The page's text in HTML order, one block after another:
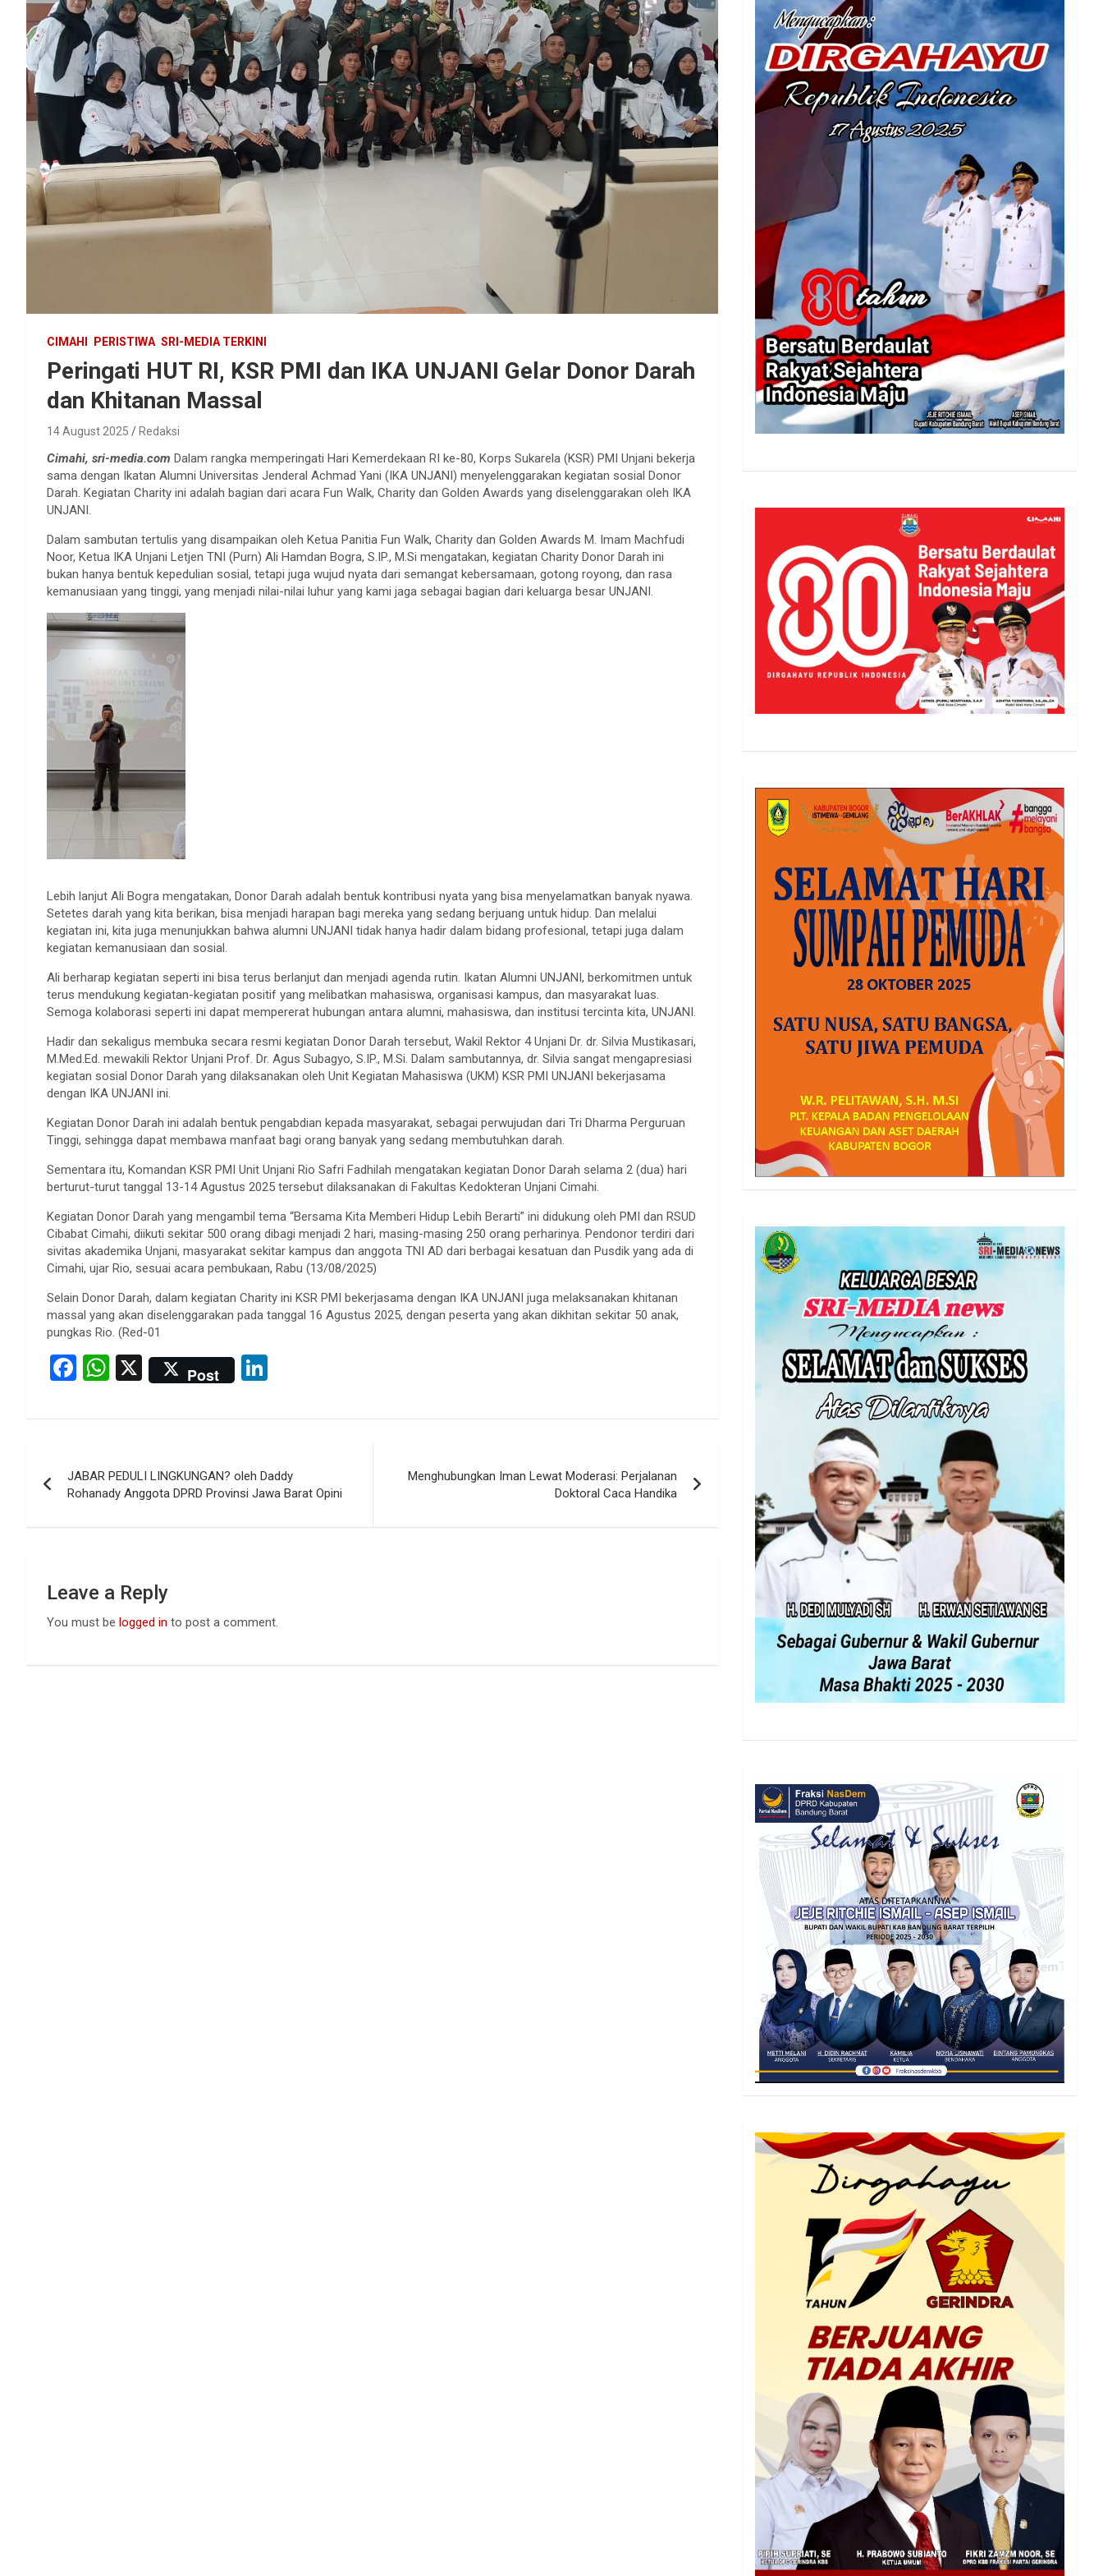
CIMAHI PERISTIWA SRI-MEDIA TERKINI
Peringati HUT RI, KSR PMI dan IKA UNJANI Gelar Donor Darah
dan Khitanan Massal
14 August 2025 Redaksi
Cimahi, sri-media.com Dalam rangka memperingati Hari Kemerdekaan RI ke-80, Korps Sukarela (KSR) PMI Unjani bekerja
sama dengan Ikatan Alumni Universitas Jenderal Achmad Yani (IKA UNJANI) menyelenggarakan kegiatan sosial Donor
Darah. Kegiatan Charity ini adalah bagian dari acara Fun Walk, Charity dan Golden Awards yang diselenggarakan oleh IKA
UNJANI.
Dalam sambutan tertulis yang disampaikan oleh Ketua Panitia Fun Walk, Charity dan Golden Awards M. Imam Machfudi
Noor, Ketua IKA Unjani Letjen TNI (Purn) Ali Hamdan Bogra, S.IP., M.Si mengatakan, kegiatan Charity Donor Darah ini
bukan hanya bentuk kepedulian sosial, tetapi juga wujud nyata dari semangat kebersamaan, gotong royong, dan rasa
kemanusiaan yang tinggi, yang menjadi nilai-nilai luhur yang kami jaga sebagai bagian dari keluarga besar UNJANI.
Lebih lanjut Ali Bogra mengatakan, Donor Darah adalah bentuk kontribusi nyata yang bisa menyelamatkan banyak nyawa.
Setetes darah yang kita berikan, bisa menjadi harapan bagi mereka yang sedang berjuang untuk hidup. Dan melalui
kegiatan ini, kita juga menunjukkan bahwa alumni UNJANI tidak hanya hadir dalam bidang profesional, tetapi juga dalam
kegiatan kemanusiaan dan sosial.
Ali berharap kegiatan seperti ini bisa terus berlanjut dan menjadi agenda rutin. Ikatan Alumni UNJANI, berkomitmen untuk
terus mendukung kegiatan-kegiatan positif yang melibatkan mahasiswa, organisasi kampus, dan masyarakat luas.
Semoga kolaborasi seperti ini dapat mempererat hubungan antara alumni, mahasiswa, dan institusi tercinta kita, UNJANI.
Hadir dan sekaligus membuka secara resmi kegiatan Donor Darah tersebut, Wakil Rektor 4 Unjani Dr. dr. Silvia Mustikasari,
M.Med.Ed. mewakili Rektor Unjani Prof. Dr. Agus Subagyo, S.IP., M.Si. Dalam sambutannya, dr. Silvia sangat mengapresiasi
kegiatan sosial Donor Darah yang dilaksanakan oleh Unit Kegiatan Mahasiswa (UKM) KSR PMI UNJANI bekerjasama
dengan IKA UNJANI ini.
Kegiatan Donor Darah ini adalah bentuk pengabdian kepada masyarakat, sebagai perwujudan dari Tri Dharma Perguruan
Tinggi, sehingga dapat membawa manfaat bagi orang banyak yang sedang membutuhkan darah.
Sementara itu, Komandan KSR PMI Unit Unjani Rio Safri Fadhilah mengatakan kegiatan Donor Darah selama 2 (dua) hari
berturut-turut tanggal 13-14 Agustus 2025 tersebut dilaksanakan di Fakultas Kedokteran Unjani Cimahi.
Kegiatan Donor Darah yang mengambil tema “Bersama Kita Memberi Hidup Lebih Berarti” ini didukung oleh PMI dan RSUD
Cibabat Cimahi, diikuti sekitar 500 orang dibagi menjadi 2 hari, masing-masing 250 orang perharinya. Pendonor terdiri dari
sivitas akademika Unjani, masyarakat sekitar kampus dan anggota TNI AD dari berbagai kesatuan dan Pusdik yang ada di
Cimahi, ujar Rio, sesuai acara pembukaan, Rabu (13/08/2025)
Selain Donor Darah, dalam kegiatan Charity ini KSR PMI bekerjasama dengan IKA UNJANI juga melaksanakan khitanan
massal yang akan diselenggarakan pada tanggal 16 Agustus 2025, dengan peserta yang akan dikhitan sekitar 50 anak,
pungkas Rio. (Red-01
F
ce
o
o
k
W
at
A
p
p
X Post
ke
n
navigation
JABAR PEDULI LINGKUNGAN? oleh Daddy
Rohanady Anggota DPRD Provinsi Jawa Barat Opini
Menghubungkan Iman Lewat Moderasi: Perjalanan
Doktoral Caca Handika
Leave a Reply
You must be logged in to post a comment.